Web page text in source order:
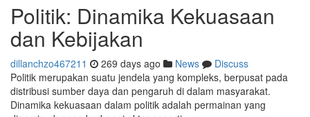
Politik: Dinamika Kekuasaan
dan Kebijakan
dillanchzo467211 269 days ago News
Discuss
Politik merupakan suatu jendela yang kompleks, berpusat pada
distribusi sumber daya dan pengaruh di dalam masyarakat.
Dinamika kekuasaan dalam politik adalah permainan yang